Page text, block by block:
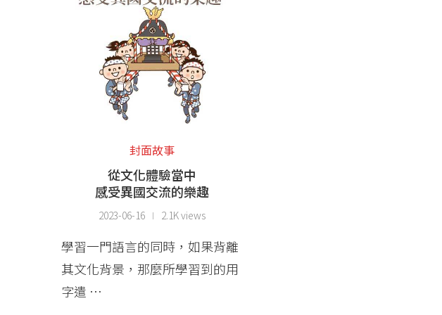
封面故事
從文化體驗當中
感受異國交流的樂趣
2023-06-16 2.1K views
學習一門語言的同時，如果背離
其文化背景，那麼所學習到的用
字遣 …